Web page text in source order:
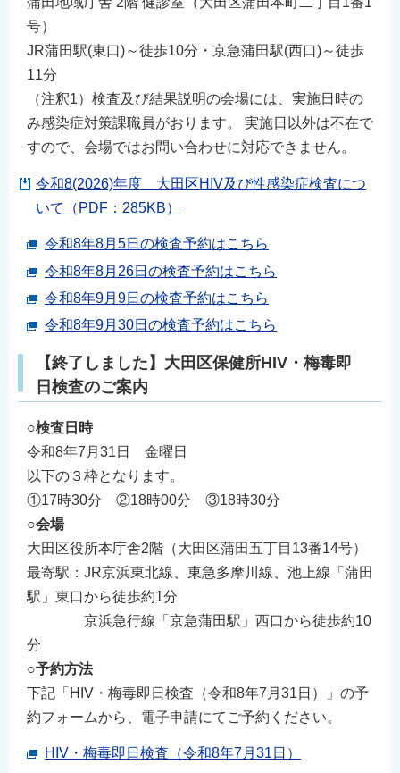
号）
JR蒲田駅(東口)～徒歩10分・京急蒲田駅(西口)～徒歩
11分
（注釈1）検査及び結果説明の会場には、実施日時の
み感染症対策課職員がおります。 実施日以外は不在で
すので、会場ではお問い合わせに対応できません。
令和8(2026)年度 大田区HIV及び性感染症検査につ
いて（PDF：285KB）
令和8年8月5日の検査予約はこちら
令和8年8月26日の検査予約はこちら
令和8年9月9日の検査予約はこちら
令和8年9月30日の検査予約はこちら
【終了しました】大田区保健所HIV・梅毒即
日検査のご案内
○検査日時
令和8年7月31日 金曜日
以下の３枠となります。
①17時30分 ②18時00分 ③18時30分
○会場
大田区役所本庁舎2階（大田区蒲田五丁目13番14号）
最寄駅：JR京浜東北線、東急多摩川線、池上線「蒲田
駅」東口から徒歩約1分
京浜急行線「京急蒲田駅」西口から徒歩約10
分
○予約方法
下記「HIV・梅毒即日検査（令和8年7月31日）」の予
約フォームから、電子申請にてご予約ください。
HIV・梅毒即日検査（令和8年7月31日）